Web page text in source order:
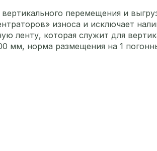
перемещения и
износа и исключает
ленту, которая служит для
мм, норма размещения на 1